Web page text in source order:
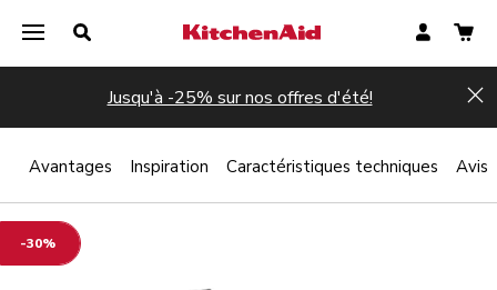
Jusqu'à -25% sur nos offres d'été!
-30%
Avantages Inspiration Caractéristiques techniques Avis